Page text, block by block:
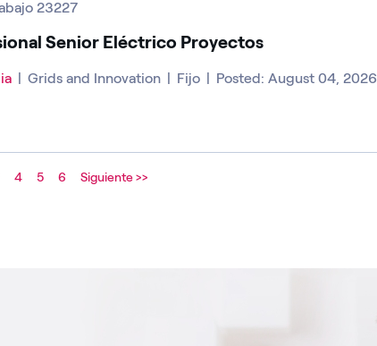
23227
Senior Eléctrico Proyectos
| Grids and Innovation | Fijo | Posted: August 04, 2026
4 5 6 Siguiente >>